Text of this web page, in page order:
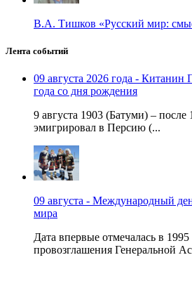
В.А. Тишков «Русский мир:
Лента событий
09 августа 2026 года - Китанин
года со дня рождения
9 августа 1903 (Батуми) –
эмигрировал в Персию (...
09 августа - Международный
мира
Дата впервые отмечалась в 1995
провозглашения Генеральной